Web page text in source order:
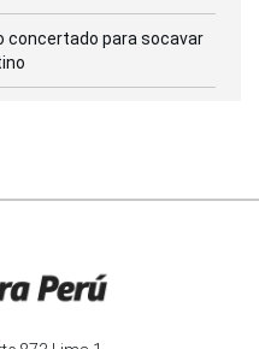
concertado para socavar